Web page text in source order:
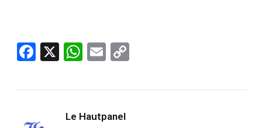
Facebook
X WhatsApp
Email
Le Hautpanel